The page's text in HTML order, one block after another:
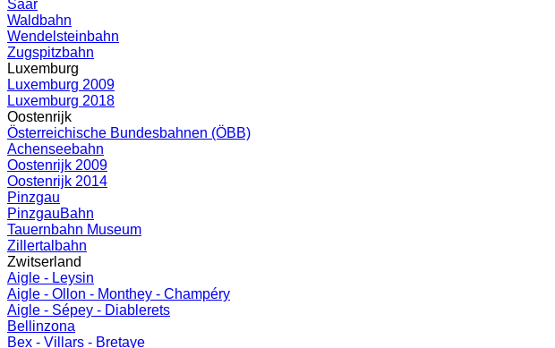
Saar
Waldbahn
Wendelsteinbahn
Zugspitzbahn
Luxemburg
Luxemburg 2009
Luxemburg 2018
Oostenrijk
Österreichische Bundesbahnen (ÖBB)
Achenseebahn
Oostenrijk 2009
Oostenrijk 2014
Pinzgau
PinzgauBahn
Tauernbahn Museum
Zillertalbahn
Zwitserland
Aigle - Leysin
Aigle - Ollon - Monthey - Champéry
Aigle - Sépey - Diablerets
Bellinzona
Bex - Villars - Bretaye